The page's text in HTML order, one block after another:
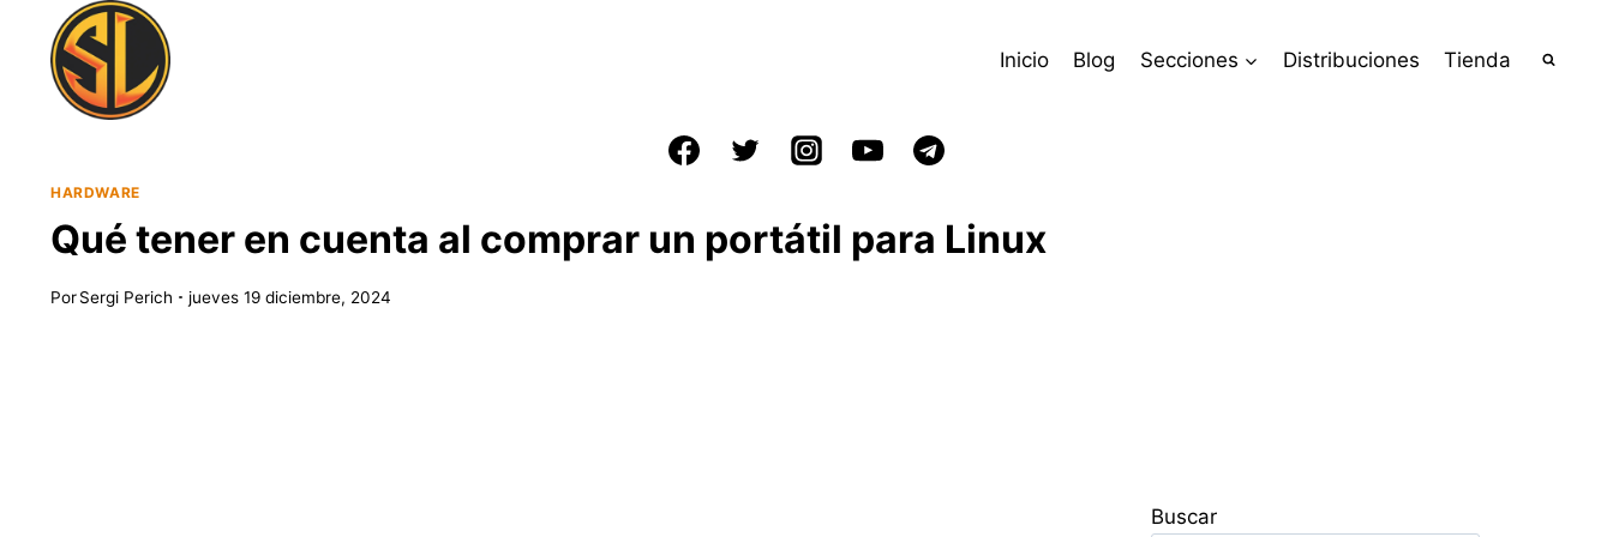
contenido
Inicio Blog Secciones Distribuciones Tienda
HARDWARE
Qué tener en cuenta al comprar un portátil para Linux
PorSergi Perich jueves 19 diciembre, 2024
Buscar